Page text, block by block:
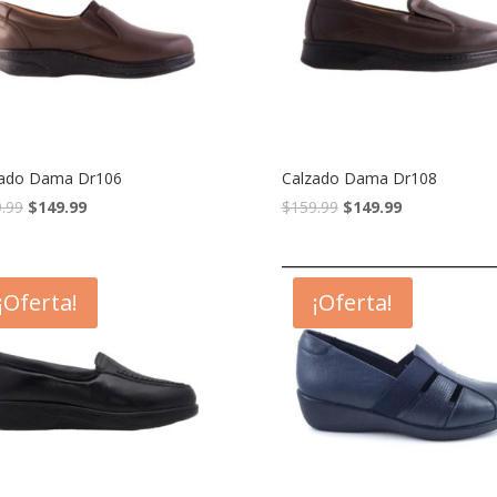
Dama Dr106
$149.99
Calzado Dama Dr108
$159.99 $149.99
¡Oferta!